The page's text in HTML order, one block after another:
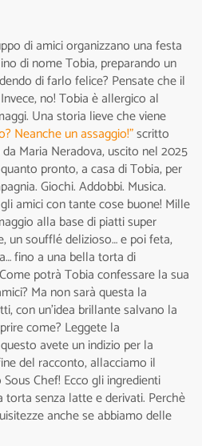
di amici organizzano una festa
di nome Tobia, preparando un
di farlo felice? Pensate che il
no! Tobia è allergico al
Una storia lieve che viene
Neanche un assaggio!”scritto
Maria Neradova, uscito nel 2025
pronto, a casa di Tobia, per
Giochi. Addobbi. Musica.
amici con tante cose buone! Mille
alla base di piatti super
un soufflé delizioso… e poi feta,
fino a una bella torta di
potrà Tobia confessare la sua
Ma non sarà questa la
con un’idea brillante salvano la
come? Leggete la
avete un indizio per la
del racconto, allacciamo il
Chef! Ecco gli ingredienti
torta senza latte e derivati. Perchè
anche se abbiamo delle